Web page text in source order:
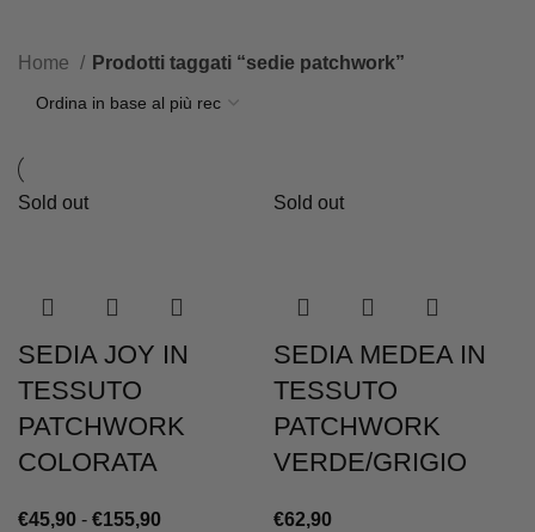
Home Prodotti taggati “sedie patchwork”
Sold out
SEDIA JOY IN
TESSUTO
PATCHWORK
COLORATA
€45,90 - €155,90Fascia
Sold out
SEDIA MEDEA IN
TESSUTO
PATCHWORK
VERDE/GRIGIO
€62,90